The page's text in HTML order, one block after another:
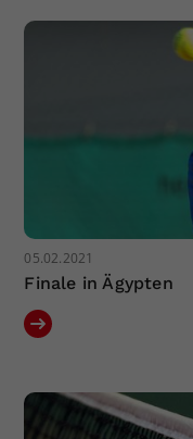
05.02.2021
Finale in Ägypten